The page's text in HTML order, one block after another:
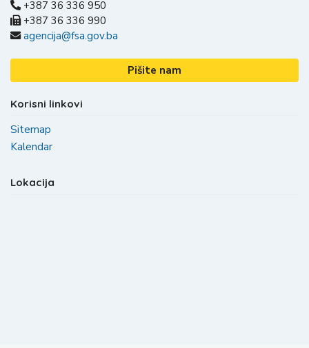
+387 36 336 950
+387 36 336 990
agencija@fsa.gov.ba
Pišite nam
Korisni linkovi
Sitemap
Kalendar
Lokacija